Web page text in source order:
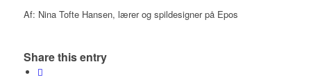
Af: Nina Tofte Hansen, lærer og spildesigner på Epos
Share this entry